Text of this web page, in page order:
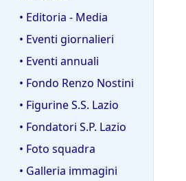
• Editoria - Media
• Eventi giornalieri
• Eventi annuali
• Fondo Renzo Nostini
• Figurine S.S. Lazio
• Fondatori S.P. Lazio
• Foto squadra
• Galleria immagini